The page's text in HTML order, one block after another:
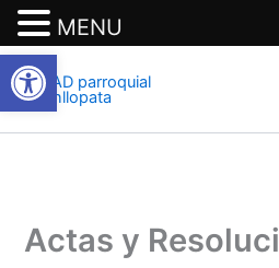
Ir
contenido
Actas y
MENU
Abrir barra de herramientas